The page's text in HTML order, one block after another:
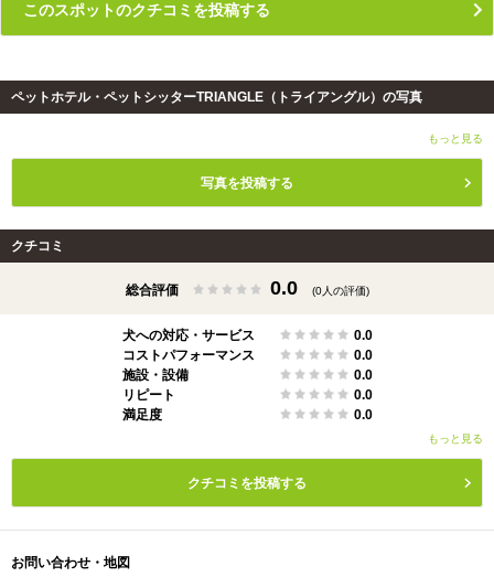
このスポットのクチコミを投稿する
ペットホテル・ペットシッターTRIANGLE（トライアングル）の写真
もっと見る
写真を投稿する
クチコミ
総合評価 0.0 (0人の評価)
犬への対応・サービス
0.0
コストパフォーマンス
0.0
施設・設備
0.0
リピート
0.0
満足度
0.0
もっと見る
クチコミを投稿する
お問い合わせ・地図